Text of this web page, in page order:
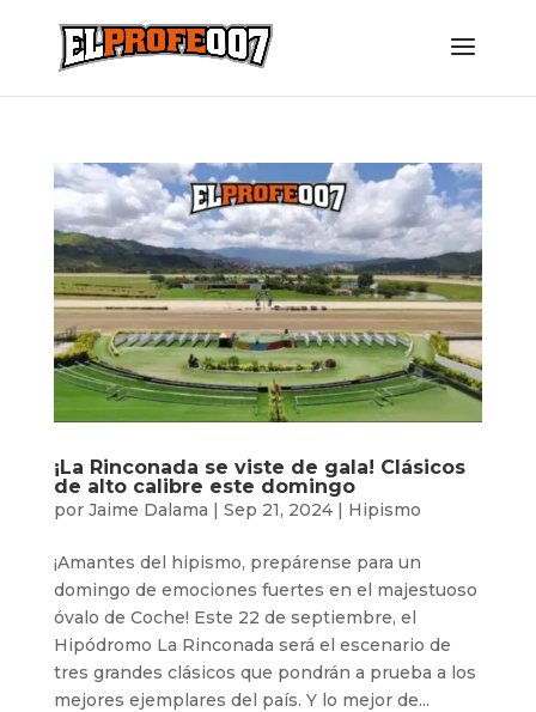
¡La Rinconada se viste de gala! Clásicos
de alto calibre este domingo
por Jaime Dalama | Sep 21, 2024| Hipismo
¡Amantes del hipismo, prepárense para un
domingo de emociones fuertes en el majestuoso
óvalo de Coche! Este 22 de septiembre, el
Hipódromo La Rinconada será el escenario de
tres grandes clásicos que pondrán a prueba a los
mejores ejemplares del país. Y lo mejor de...